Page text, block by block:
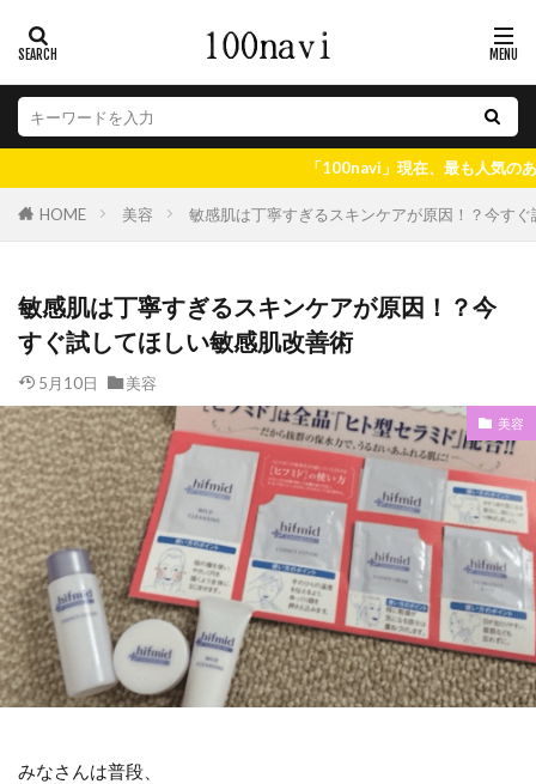
「100navi」現在、最も人気のある情報はコチラ♪
HOME 美容 敏感肌は丁寧すぎるスキンケアが原因！？今す
敏感肌は丁寧すぎるスキンケアが原因！？今
すぐ試してほしい敏感肌改善術
5月10日 美容
美容
みなさんは普段、